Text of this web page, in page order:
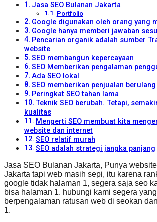
Jasa SEO Bulanan Jakarta
Portfolio
Google digunakan oleh orang yang
Google hanya memberi jawaban
Pencarian organik adalah sumber
website
SEO membangun kepercayaan
SEO Memberikan pengalaman
Ada SEO lokal
SEO memberikan penjualan berulang
Peringkat SEO tahan lama
Teknik SEO berubah. Tetapi,
kualitas
Mengerti SEO membuat kita
website dan internet
SEO relatif murah
SEO adalah strategi jangka panjang
Jasa SEO Bulanan Jakarta, Punya
Jakarta tapi web masih sepi, itu karena
google tidak halaman 1, segera saja seo
bisa halaman 1. hubungi kami segera
berpengalaman ratusan web di seokan
1.